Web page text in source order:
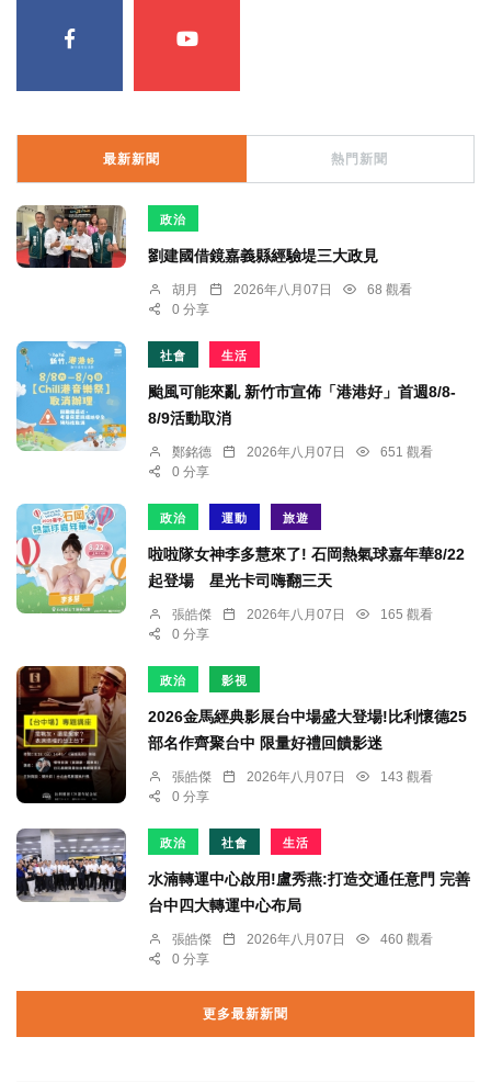
最新新聞 熱門新聞
政治
劉建國借鏡嘉義縣經驗堤三大政見
胡月 2026年八月07日
68 觀看
0 分享
社會 生活
颱風可能來亂 新竹市宣佈「港港好」首週8/8-
8/9活動取消
鄭銘德 2026年八月07日
651 觀看
0 分享
政治 運動 旅遊
啦啦隊女神李多慧來了! 石岡熱氣球嘉年華8/22
起登場 星光卡司嗨翻三天
張皓傑 2026年八月07日
165 觀看
0 分享
政治 影視
2026金馬經典影展台中場盛大登場!比利懷德25
部名作齊聚台中 限量好禮回饋影迷
張皓傑 2026年八月07日
143 觀看
0 分享
政治 社會 生活
水湳轉運中心啟用!盧秀燕:打造交通任意門 完善
台中四大轉運中心布局
張皓傑 2026年八月07日
460 觀看
0 分享
更多最新新聞